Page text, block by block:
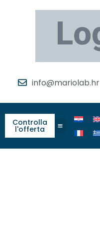
info@mariolab.hr
Controlla
l'offerta